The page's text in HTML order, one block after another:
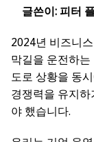
글쓴이: 피터
2024년 비즈니
막길을 운전하는
도로 상황을 동
경쟁력을 유지
야 했습니다.